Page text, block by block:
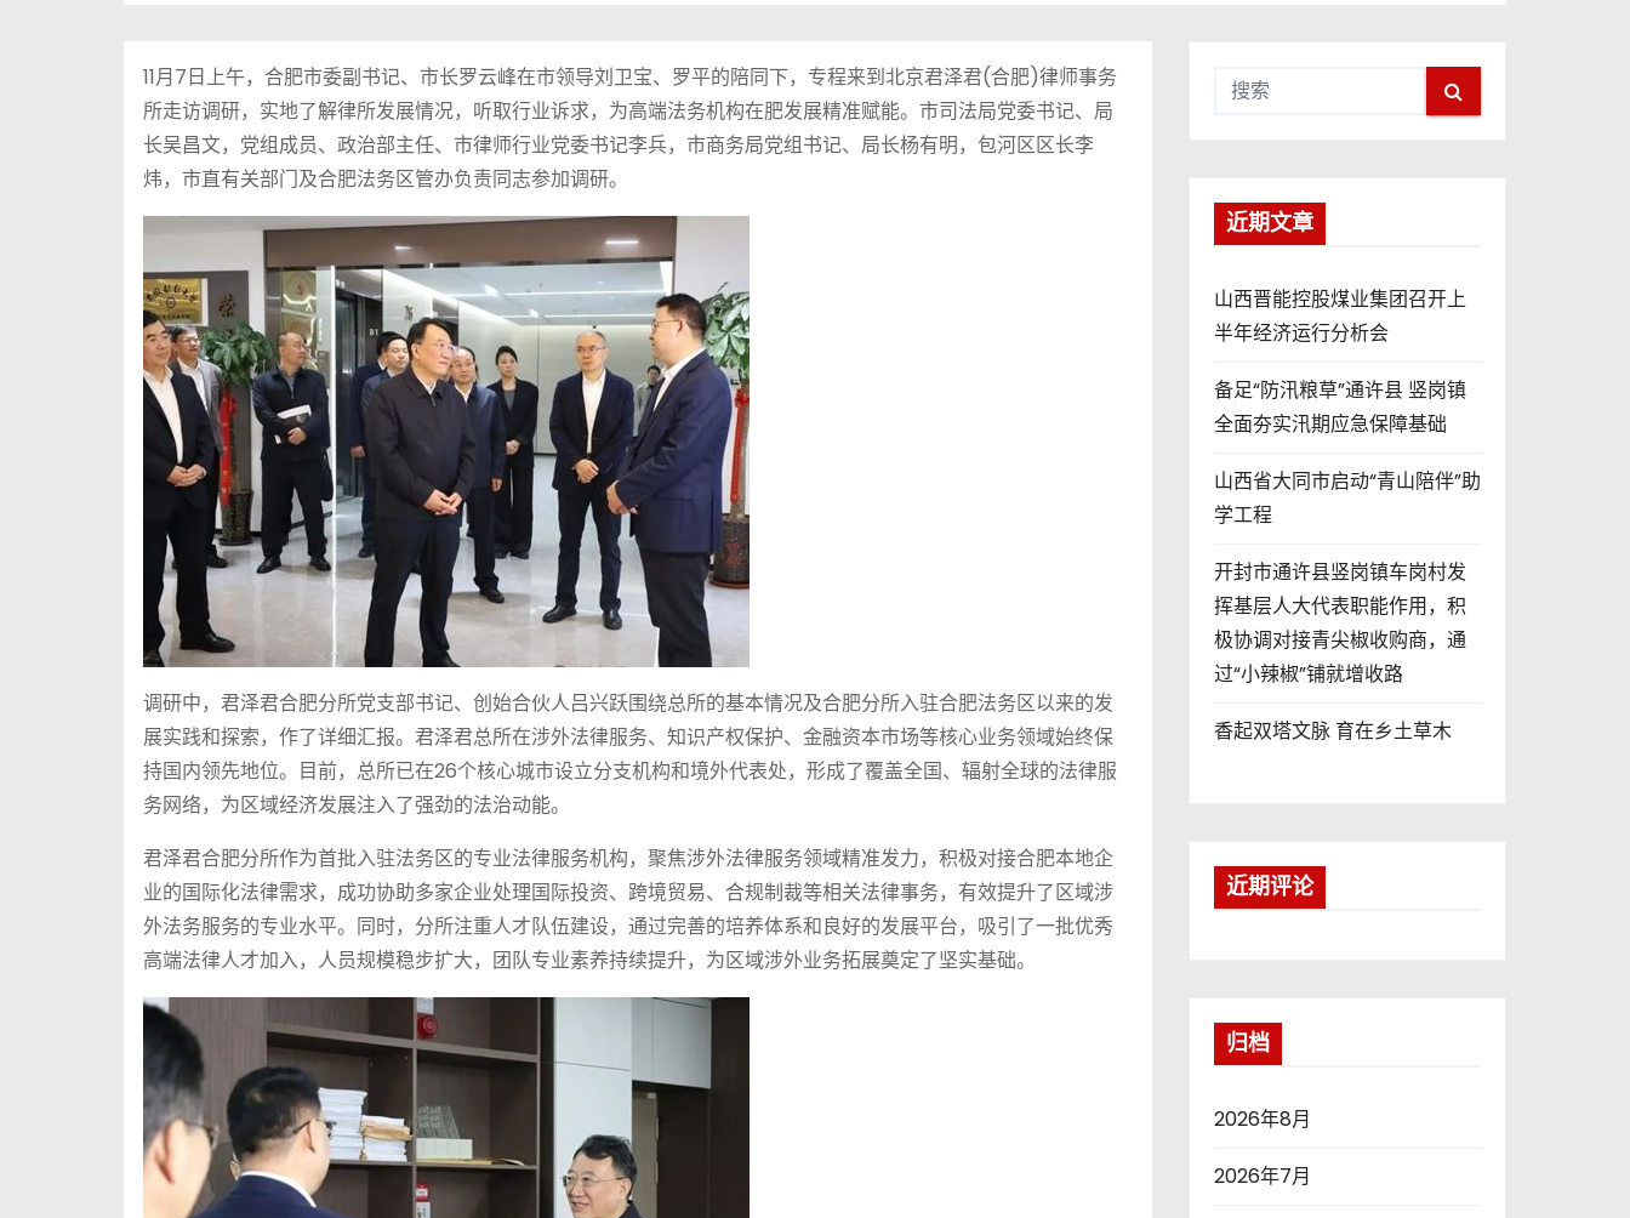
11月7日上午，合肥市委副书记、市长罗云峰在市领导刘卫宝、罗平的陪同下，专程来到北京君泽君(合肥)律师事务
所走访调研，实地了解律所发展情况，听取行业诉求，为高端法务机构在肥发展精准赋能。市司法局党委书记、局
长吴昌文，党组成员、政治部主任、市律师行业党委书记李兵，市商务局党组书记、局长杨有明，包河区区长李
炜，市直有关部门及合肥法务区管办负责同志参加调研。
调研中，君泽君合肥分所党支部书记、创始合伙人吕兴跃围绕总所的基本情况及合肥分所入驻合肥法务区以来的发
展实践和探索，作了详细汇报。君泽君总所在涉外法律服务、知识产权保护、金融资本市场等核心业务领域始终保
持国内领先地位。目前，总所已在26个核心城市设立分支机构和境外代表处，形成了覆盖全国、辐射全球的法律服
务网络，为区域经济发展注入了强劲的法治动能。
君泽君合肥分所作为首批入驻法务区的专业法律服务机构，聚焦涉外法律服务领域精准发力，积极对接合肥本地企
业的国际化法律需求，成功协助多家企业处理国际投资、跨境贸易、合规制裁等相关法律事务，有效提升了区域涉
外法务服务的专业水平。同时，分所注重人才队伍建设，通过完善的培养体系和良好的发展平台，吸引了一批优秀
高端法律人才加入，人员规模稳步扩大，团队专业素养持续提升，为区域涉外业务拓展奠定了坚实基础。
近期文章
山西晋能控股煤业集团召开上
半年经济运行分析会
备足“防汛粮草”通许县 竖岗镇
全面夯实汛期应急保障基础
山西省大同市启动“青山陪伴”助
学工程
开封市通许县竖岗镇车岗村发
挥基层人大代表职能作用，积
极协调对接青尖椒收购商，通
过“小辣椒”铺就增收路
香起双塔文脉 育在乡土草木
近期评论
归档
2026年8月
2026年7月